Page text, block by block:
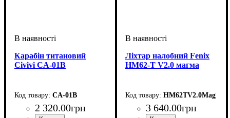
Карабін титановий
Civivi CA-01B
CA-01B
2 320.00грн
Ліхтар налобний Fenix
HM62-T V2.0 магма
HM62TV2.0Mag
3 640.00грн